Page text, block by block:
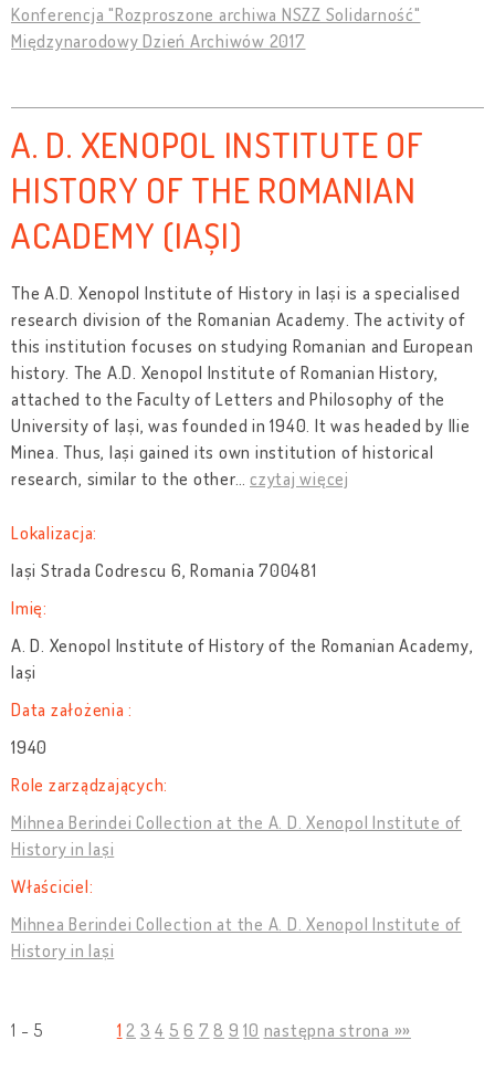
Konferencja "Rozproszone archiwa NSZZ Solidarność"
Międzynarodowy Dzień Archiwów 2017
A. D. XENOPOL INSTITUTE OF
HISTORY OF THE ROMANIAN
ACADEMY (IAȘI)
The A.D. Xenopol Institute of History in Iași is a specialised
research division of the Romanian Academy. The activity of
this institution focuses on studying Romanian and European
history. The A.D. Xenopol Institute of Romanian History,
attached to the Faculty of Letters and Philosophy of the
University of Iași, was founded in 1940. It was headed by Ilie
Minea. Thus, Iași gained its own institution of historical
research, similar to the other… czytaj więcej
Lokalizacja:
Iași Strada Codrescu 6, Romania 700481
Imię:
A. D. Xenopol Institute of History of the Romanian Academy,
Iași
Data założenia :
1940
Role zarządzających:
Mihnea Berindei Collection at the A. D. Xenopol Institute of
History in Iași
Właściciel:
Mihnea Berindei Collection at the A. D. Xenopol Institute of
History in Iași
1 - 5 1 2 3 4 5 6 7 8 9 10 następna strona »»